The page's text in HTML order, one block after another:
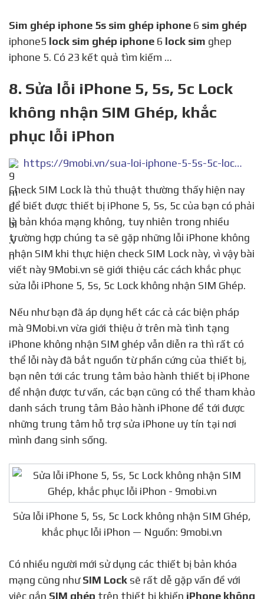
Sim ghép iphone 5s sim ghép iphone 6 sim ghép
iphone5 lock sim ghép iphone 6 lock sim ghep
iphone 5. Có 23 kết quả tìm kiếm …
8. Sửa lỗi iPhone 5, 5s, 5c Lock
không nhận SIM Ghép, khắc
phục lỗi iPhon
https://9mobi.vn/sua-loi-iphone-5-5s-5c-lock-khong-nhan-sim-ghep-18492n.aspx
Check SIM Lock là thủ thuật thường thấy hiện nay
để biết được thiết bị iPhone 5, 5s, 5c của bạn có phải
là bản khóa mạng không, tuy nhiên trong nhiều
trường hợp chúng ta sẽ gặp những lỗi iPhone không
nhận SIM khi thực hiện check SIM Lock này, vì vậy bài
viết này 9Mobi.vn sẽ giới thiệu các cách khắc phục
sửa lỗi iPhone 5, 5s, 5c Lock không nhận SIM Ghép.
Nếu như bạn đã áp dụng hết các cả các biện pháp
mà 9Mobi.vn vừa giới thiệu ở trên mà tình tạng
iPhone không nhận SIM ghép vẫn diễn ra thì rất có
thể lỗi này đã bắt nguồn từ phần cứng của thiết bị,
bạn nên tới các trung tâm bảo hành thiết bị iPhone
để nhận được tư vấn, các bạn cũng có thể tham khảo
danh sách trung tâm Bảo hành iPhone để tới được
những trung tâm hỗ trợ sửa iPhone uy tín tại nơi
mình đang sinh sống.
Sửa lỗi iPhone 5, 5s, 5c Lock không nhận SIM Ghép,
khắc phục lỗi iPhon — Nguồn: 9mobi.vn
Có nhiều người mới sử dụng các thiết bị bản khóa
mạng cũng nhưSIM Lock sẽ rất dễ gặp vấn đề với
việc gắn SIM ghép trên thiết bị khiến iPhone không